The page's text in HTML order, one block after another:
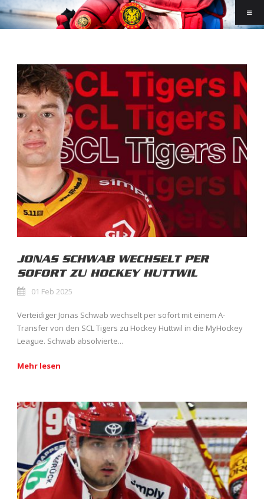
JONAS SCHWAB WECHSELT PER
SOFORT ZU HOCKEY HUTTWIL
01 Feb 2025
Verteidiger Jonas Schwab wechselt per sofort mit einem A-
Transfer von den SCL Tigers zu Hockey Huttwil in die MyHockey
League. Schwab absolvierte...
Mehr lesen